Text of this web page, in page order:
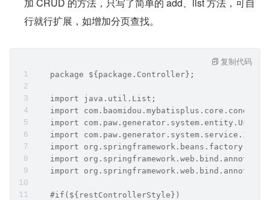
行就行扩展，如增加分页查找。
   package ${package.Controller};
   import java.util.List;
import
   import com.paw.generator.system.entity.User;
import
import
import
import
   #if(${restControllerStyle})
复制代码